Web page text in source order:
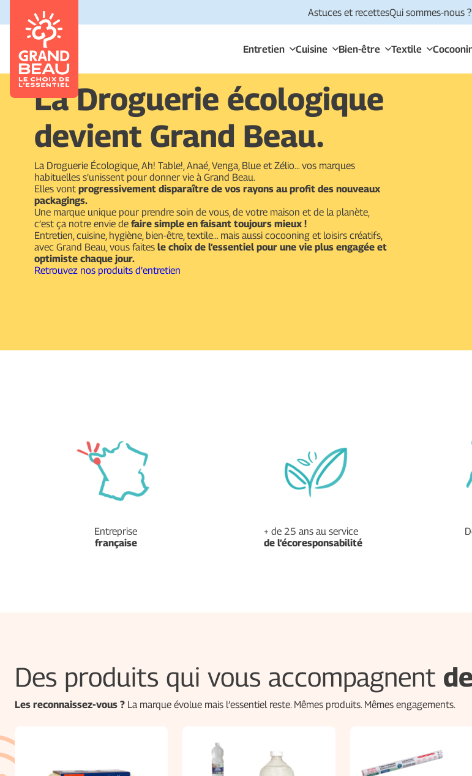
Astuces et recettesQui sommes-nous ?
Entretien Cuisine Bien-être Textile
La Droguerie écologique
devient Grand Beau.
La Droguerie Écologique, Ah! Table!, Anaé, Venga, Blue et Zélio… vos marques
habituelles s’unissent pour donner vie à Grand Beau.
Elles vont progressivement disparaître de vos rayons au profit des nouveaux
packagings.
Une marque unique pour prendre soin de vous, de votre maison et de la planète,
c’est ça notre envie de faire simple en faisant toujours mieux !
Entretien, cuisine, hygiène, bien-être, textile… mais aussi cocooning et loisirs créatifs,
avec Grand Beau, vous faites le choix de l’essentiel pour une vie plus engagée et
optimiste chaque jour.
Retrouvez nos produits d’entretien
Entreprise
française
+ de 25 ans au service
de l’écoresponsabilité
Des produits qui vous accompagnent
Les reconnaissez-vous ? La marque évolue mais l’essentiel reste. Mêmes produits. Mêmes engagements.